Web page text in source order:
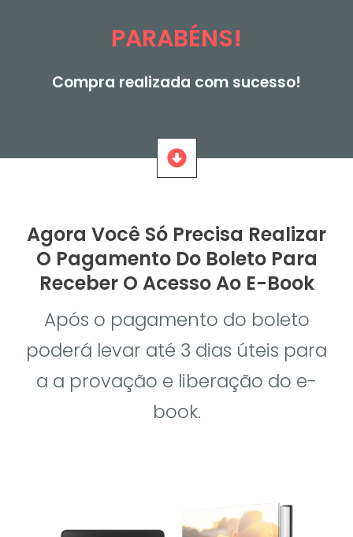
PARABÉNS!
Compra realizada com sucesso!
Agora Você Só Precisa Realizar
O Pagamento Do Boleto Para
Receber O Acesso Ao E-Book
Após o pagamento do boleto
poderá levar até 3 dias úteis para
a a provação e liberação do e-
book.